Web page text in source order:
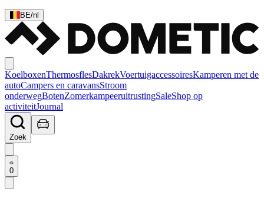
BE/nl
KoelboxenThermosflesDakrekVoertuigaccessoiresKamperen met de
autoCampers en caravansStroom
onderwegBotenZomerkampeeruitrustingSaleShop op
activiteitJournal
Zoek
0